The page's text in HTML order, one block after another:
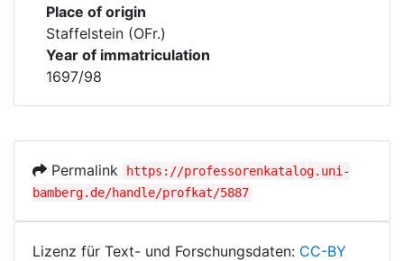
Place of origin
Staffelstein (OFr.)
Year of immatriculation
1697/98
Permalink
https://professorenkatalog.uni-
bamberg.de/handle/profkat/5887
Lizenz für Text- und Forschungsdaten: CC-BY